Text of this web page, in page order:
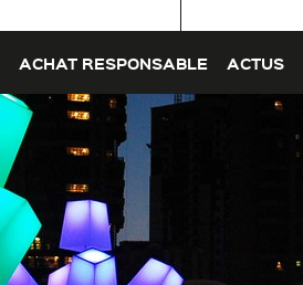
ACHAT RESPONSABLE ACTUS